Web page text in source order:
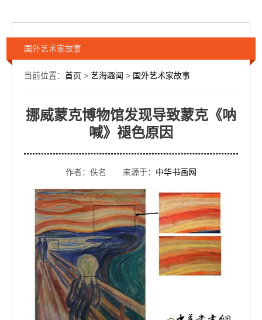
国外艺术家故事
当前位置： 首页 > 艺海趣闻 > 国外艺术家故事
挪威蒙克博物馆发现导致蒙克《呐
喊》褪色原因
作者：佚名 来源于： 中华书画网